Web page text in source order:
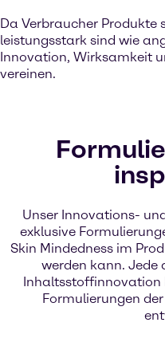
Da Verbraucher Produkte
leistungsstark sind wie
Innovation, Wirksamkeit
vereinen.
Unser Innovations-
exklusive
Skin Mindedness im
werden kann. Jede
Inhaltsstoffinnovation
Formulierungen